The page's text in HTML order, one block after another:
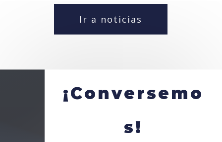
Ir a noticias
¡Conversemo
s!